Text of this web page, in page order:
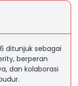
ditunjuk sebagai
berperan
dan kolaborasi